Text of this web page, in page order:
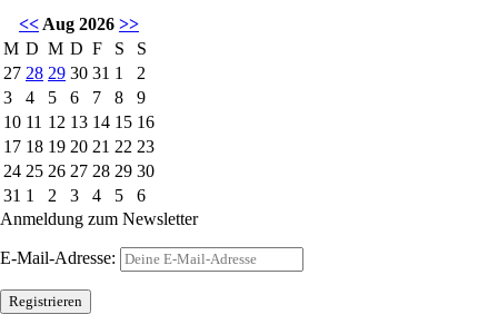
<<Aug 2026 >>
M D M D F S
S
27 28 29 30 31 1
2
3
4 5 6 7 8
9
10 11 12 13 14 15 16
17 18 19 20 21 22 23
24 25 26 27 28 29 30
31 1 2 3 4 5
6
Anmeldung zum Newsletter
E-Mail-Adresse: